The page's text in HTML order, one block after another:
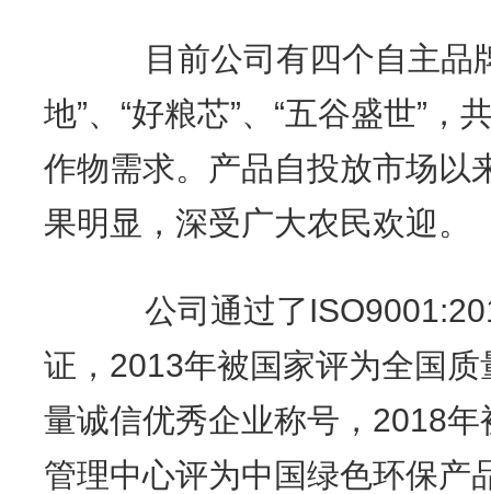
目前公司有四个自主品牌
地”、“好粮芯”、“五谷盛世”
作物需求。产品自投放市场以
果明显，深受广大农民欢迎。
公司通过了
证，2013年被国家评为全国
量诚信优秀企业称号，2018
管理中心评为中国绿色环保产